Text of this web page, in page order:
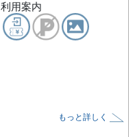
利用案内
もっと詳しく